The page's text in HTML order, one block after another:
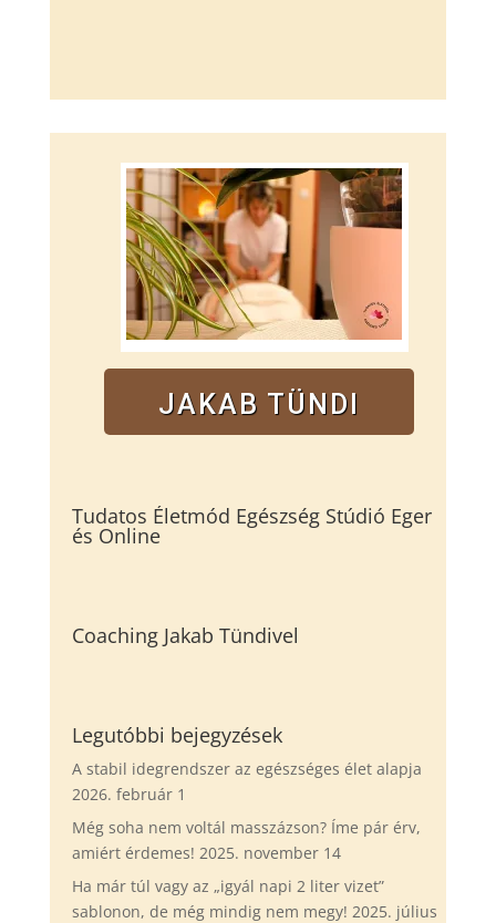
JAKAB TÜNDI
Tudatos Életmód Egészség Stúdió Eger
és Online
Coaching Jakab Tündivel
Legutóbbi bejegyzések
A stabil idegrendszer az egészséges élet alapja
2026. február 1
Még soha nem voltál masszázson? Íme pár érv,
amiért érdemes! 2025. november 14
Ha már túl vagy az „igyál napi 2 liter vizet”
sablonon, de még mindig nem megy! 2025. július